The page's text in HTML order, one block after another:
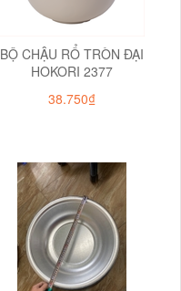
BỘ CHẬU RỔ TRÒN ĐẠI
HOKORI 2377
38.750₫